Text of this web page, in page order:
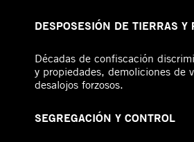
DESPOSESIÓN DE TIERRAS Y
Décadas de confiscación
y propiedades, demoliciones de
desalojos forzosos.
SEGREGACIÓN Y CONTROL